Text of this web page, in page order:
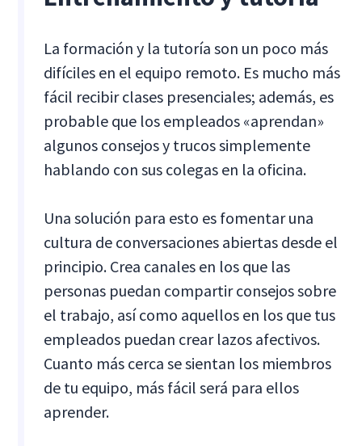
La formación y la tutoría son un poco más
difíciles en el equipo remoto. Es mucho más
fácil recibir clases presenciales; además, es
probable que los empleados «aprendan»
algunos consejos y trucos simplemente
hablando con sus colegas en la oficina.
Una solución para esto es fomentar una
cultura de conversaciones abiertas desde el
principio. Crea canales en los que las
personas puedan compartir consejos sobre
el trabajo, así como aquellos en los que tus
empleados puedan crear lazos afectivos.
Cuanto más cerca se sientan los miembros
de tu equipo, más fácil será para ellos
aprender.